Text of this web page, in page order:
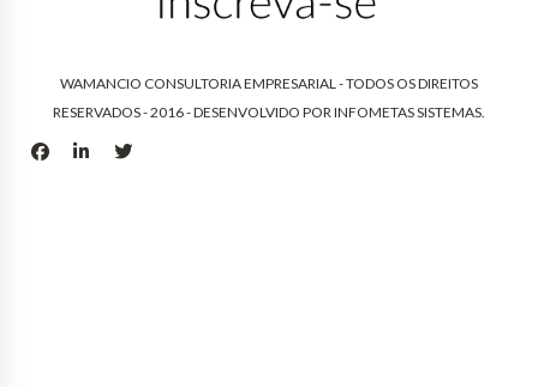
WAMANCIO CONSULTORIA EMPRESARIAL - TODOS OS DIREITOS
RESERVADOS - 2016 - DESENVOLVIDO PORINFOMETAS SISTEMAS.